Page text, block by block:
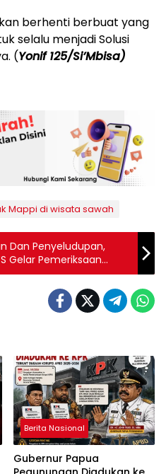
berhenti berbuat yang
selalu menjadi Solusi
(Yonif 125/Si’Mbisa)
Mappi di wisata sawah
Gelar Pemeriksaan
Trans Jayapura-Wamena
Berita Nasional
Gubernur Papua